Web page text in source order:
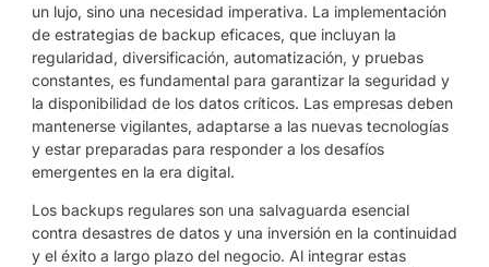
un lujo, sino una necesidad imperativa. La implementación
de estrategias de backup eficaces, que incluyan la
regularidad, diversificación, automatización, y pruebas
constantes, es fundamental para garantizar la seguridad y
la disponibilidad de los datos críticos. Las empresas deben
mantenerse vigilantes, adaptarse a las nuevas tecnologías
y estar preparadas para responder a los desafíos
emergentes en la era digital.
Los backups regulares son una salvaguarda esencial
contra desastres de datos y una inversión en la continuidad
y el éxito a largo plazo del negocio. Al integrar estas